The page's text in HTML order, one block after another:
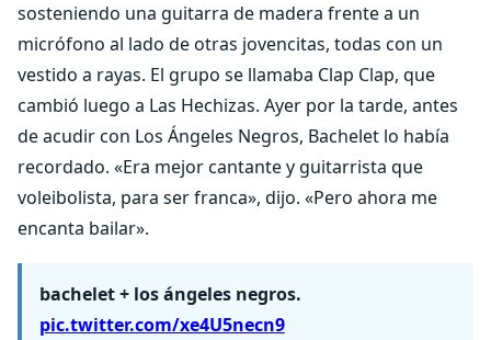
sosteniendo una guitarra de madera frente a un
micrófono al lado de otras jovencitas, todas con un
vestido a rayas. El grupo se llamaba Clap Clap, que
cambió luego a Las Hechizas. Ayer por la tarde, antes
de acudir con Los Ángeles Negros, Bachelet lo había
recordado. «Era mejor cantante y guitarrista que
voleibolista, para ser franca», dijo. «Pero ahora me
encanta bailar».
bachelet + los ángeles negros.
pic.twitter.com/xe4U5necn9